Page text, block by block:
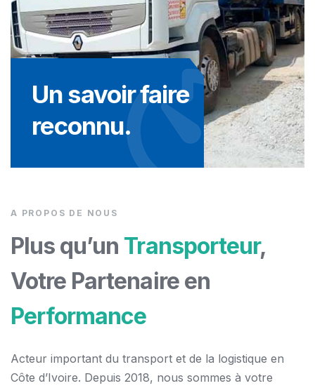
Un savoir faire
reconnu.
A PROPOS DE NOUS
Plus qu’un Transporteur,
Votre Partenaire en
Performance
Acteur important du transport et de la logistique en
Côte d’Ivoire. Depuis 2018, nous sommes à votre